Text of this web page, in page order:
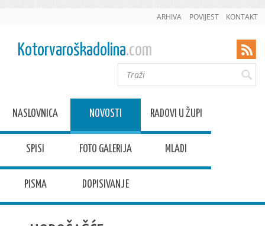
ARHIVA POVIJEST KONTAKT
Kotorvaroškadolina.com
NASLOVNICA NOVOSTI RADOVI U ŽUPI
SPISI FOTO GALERIJA MLADI
PISMA DOPISIVANJE